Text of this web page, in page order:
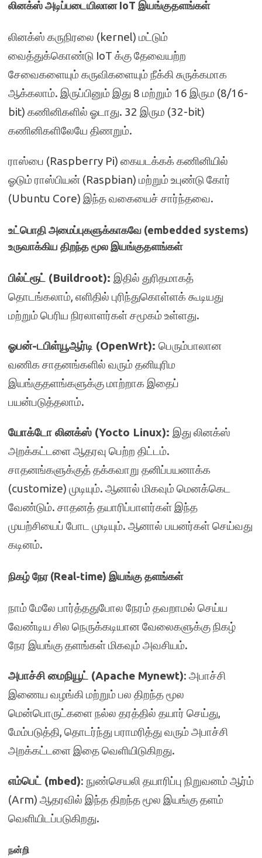
லினக்ஸ் அடிப்படையிலான IoT இயங்குதளங்கள்
லினக்ஸ் கருநிரலை (kernel) மட்டும்
வைத்துக்கொண்டு IoT க்கு தேவையற்ற
சேவைகளையும் கருவிகளையும் நீக்கி சுருக்கமாக
ஆக்கலாம். இருப்பினும் இது 8 மற்றும் 16 இரும (8/16-
bit) கணினிகளில் ஓடாது. 32 இரும (32-bit)
கணினிகளிலேயே திணறும்.
ராஸ்பை (Raspberry Pi) கையடக்கக் கணினியில்
ஓடும் ராஸ்பியன் (Raspbian) மற்றும் உபுண்டு கோர்
(Ubuntu Core) இந்த வகையைச் சார்ந்தவை.
உட்பொதி அமைப்புகளுக்காகவே (embedded systems)
உருவாக்கிய திறந்த மூல இயங்குதளங்கள்
பில்ட்ரூட் (Buildroot): இதில் துரிதமாகத்
தொடங்கலாம், எளிதில் புரிந்துகொள்ளக் கூடியது
மற்றும் பெரிய நிரலாளர்கள் சமூகம் உள்ளது.
ஓபன்-டபிள்யூஆர்டி (OpenWrt): பெரும்பாலான
வணிக சாதனங்களில் வரும் தனியுரிம
இயங்குதளங்களுக்கு மாற்றாக இதைப்
பயன்படுத்தலாம்.
யோக்டோ லினக்ஸ் (Yocto Linux): இது லினக்ஸ்
அறக்கட்டளை ஆதரவு பெற்ற திட்டம்.
சாதனங்களுக்குத் தக்கவாறு தனிப்பயனாக்க
(customize) முடியும். ஆனால் மிகவும் மெனக்கெட
வேண்டும். சாதனத் தயாரிப்பாளர்கள் இந்த
முயற்சியைப் போட முடியும். ஆனால் பயனர்கள் செய்வது
கடினம்.
நிகழ் நேர (Real-time) இயங்கு தளங்கள்
நாம் மேலே பார்த்ததுபோல நேரம் தவறாமல் செய்ய
வேண்டிய சில நெருக்கடியான வேலைகளுக்கு நிகழ்
நேர இயங்கு தளங்கள் மிகவும் அவசியம்.
அபாச்சி மைநியூட் (Apache Mynewt): அபாச்சி
இணைய வழங்கி மற்றும் பல திறந்த மூல
மென்பொருட்களை நல்ல தரத்தில் தயார் செய்து,
மேம்படுத்தி, தொடர்ந்து பராமரித்து வரும் அபாச்சி
அறக்கட்டளை இதை வெளியிடுகிறது.
எம்பெட் (mbed): நுண்செயலி தயாரிப்பு நிறுவனம் ஆர்ம்
(Arm) ஆதரவில் இந்த திறந்த மூல இயங்கு தளம்
வெளியிடப்படுகிறது.
நன்றி